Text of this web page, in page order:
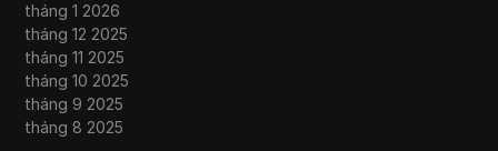
tháng 1 2026
tháng 12 2025
tháng 11 2025
tháng 10 2025
tháng 9 2025
tháng 8 2025